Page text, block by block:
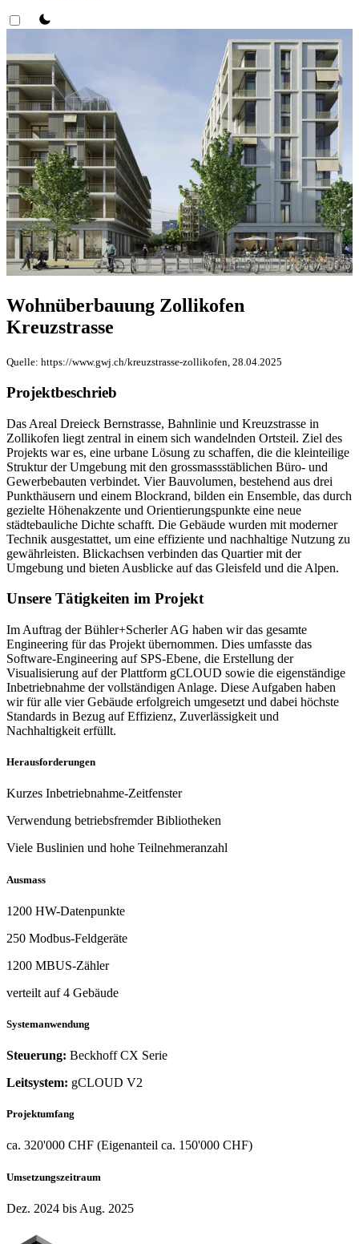
theme switcher
Wohnüberbauung Zollikofen
Kreuzstrasse
Quelle: https://www.gwj.ch/kreuzstrasse-zollikofen, 28.04.2025
Projektbeschrieb
Das Areal Dreieck Bernstrasse, Bahnlinie und Kreuzstrasse in
Zollikofen liegt zentral in einem sich wandelnden Ortsteil. Ziel des
Projekts war es, eine urbane Lösung zu schaffen, die die kleinteilige
Struktur der Umgebung mit den grossmassstäblichen Büro- und
Gewerbebauten verbindet. Vier Bauvolumen, bestehend aus drei
Punkthäusern und einem Blockrand, bilden ein Ensemble, das durch
gezielte Höhenakzente und Orientierungspunkte eine neue
städtebauliche Dichte schafft. Die Gebäude wurden mit moderner
Technik ausgestattet, um eine effiziente und nachhaltige Nutzung zu
gewährleisten. Blickachsen verbinden das Quartier mit der
Umgebung und bieten Ausblicke auf das Gleisfeld und die Alpen.
Unsere Tätigkeiten im Projekt
Im Auftrag der Bühler+Scherler AG haben wir das gesamte
Engineering für das Projekt übernommen. Dies umfasste das
Software-Engineering auf SPS-Ebene, die Erstellung der
Visualisierung auf der Plattform gCLOUD sowie die eigenständige
Inbetriebnahme der vollständigen Anlage. Diese Aufgaben haben
wir für alle vier Gebäude erfolgreich umgesetzt und dabei höchste
Standards in Bezug auf Effizienz, Zuverlässigkeit und
Nachhaltigkeit erfüllt.
Herausforderungen
Kurzes Inbetriebnahme-Zeitfenster
Verwendung betriebsfremder Bibliotheken
Viele Buslinien und hohe Teilnehmeranzahl
Ausmass
1200 HW-Datenpunkte
250 Modbus-Feldgeräte
1200 MBUS-Zähler
verteilt auf 4 Gebäude
Systemanwendung
Steuerung: Beckhoff CX Serie
Leitsystem: gCLOUD V2
Projektumfang
ca. 320'000 CHF (Eigenanteil ca. 150'000 CHF)
Umsetzungszeitraum
Dez. 2024 bis Aug. 2025